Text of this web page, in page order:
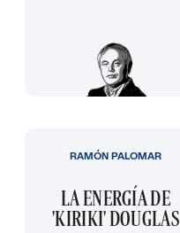
LA ENERGÍA DE
'KIRIKI' DOUGLAS
RAMÓN PALOMAR